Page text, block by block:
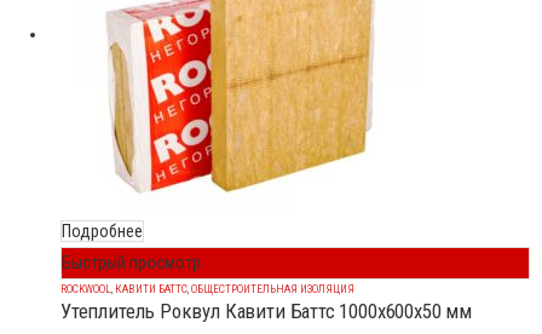
Подробнее
Быстрый просмотр
ROCKWOOL КАВИТИ БАТТС ОБЩЕСТРОИТЕЛЬНАЯ ИЗОЛЯЦИЯ
Утеплитель Роквул Кавити Баттс 1000x600x50 мм